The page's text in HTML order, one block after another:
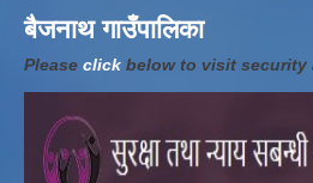
बैजनाथ गाउँपालिका
Please click below to visit security